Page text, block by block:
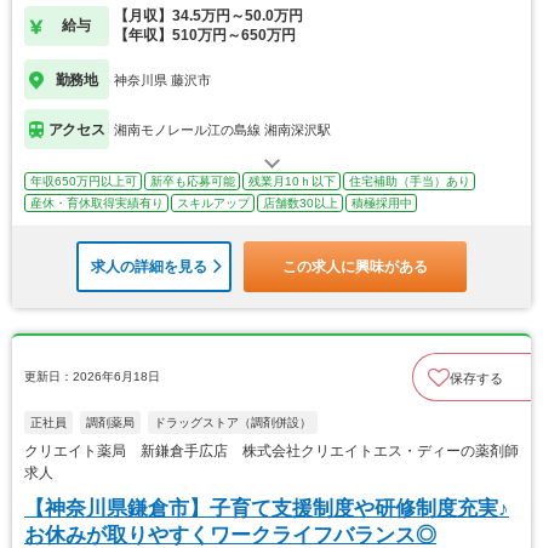
給与
【月収】34.5万円～50.0万円
【年収】510万円～650万円
勤務地 神奈川県 藤沢市
アクセス 湘南モノレール江の島線 湘南深沢駅
年収650万円以上可 新卒も応募可能 残業月10ｈ以下
住宅補助（手当）あり
産休・育休取得実績有り
スキルアップ 店舗数30以上 積極採用中
求人の詳細を見る この求人に興味がある
更新日：2026年6月18日 保存する
正社員 調剤薬局 ドラッグストア（調剤併設）
クリエイト薬局 新鎌倉手広店 株式会社クリエイトエス・ディーの薬剤師
求人
【神奈川県鎌倉市】子育て支援制度や研修制度充実♪
お休みが取りやすくワークライフバランス◎